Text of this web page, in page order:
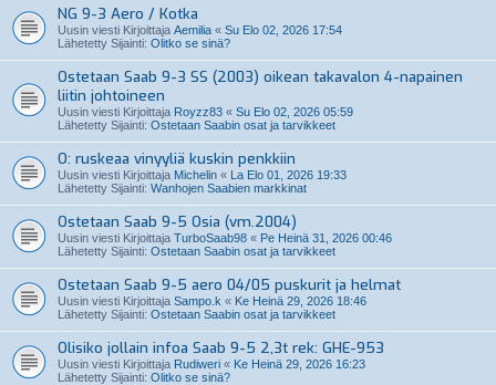
NG 9-3 Aero / Kotka
Uusin viesti Kirjoittaja Aemilia « Su Elo 02, 2026 17:54
Lähetetty Sijainti: Olitko se sinä?
Ostetaan Saab 9-3 SS (2003) oikean takavalon 4-napainen
liitin johtoineen
Uusin viesti Kirjoittaja Royzz83 « Su Elo 02, 2026 05:59
Lähetetty Sijainti: Ostetaan Saabin osat ja tarvikkeet
O: ruskeaa vinyyliä kuskin penkkiin
Uusin viesti Kirjoittaja Michelin « La Elo 01, 2026 19:33
Lähetetty Sijainti: Wanhojen Saabien markkinat
Ostetaan Saab 9-5 Osia (vm.2004)
Uusin viesti Kirjoittaja TurboSaab98 « Pe Heinä 31, 2026 00:46
Lähetetty Sijainti: Ostetaan Saabin osat ja tarvikkeet
Ostetaan Saab 9-5 aero 04/05 puskurit ja helmat
Uusin viesti Kirjoittaja Sampo.k « Ke Heinä 29, 2026 18:46
Lähetetty Sijainti: Ostetaan Saabin osat ja tarvikkeet
Olisiko jollain infoa Saab 9-5 2,3t rek: GHE-953
Uusin viesti Kirjoittaja Rudiweri « Ke Heinä 29, 2026 16:23
Lähetetty Sijainti: Olitko se sinä?